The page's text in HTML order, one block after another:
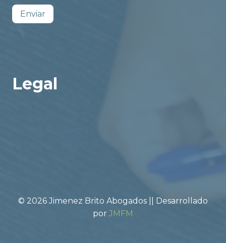
Legal
© 2026 Jimenez Brito Abogados || Desarrollado
por JMFM